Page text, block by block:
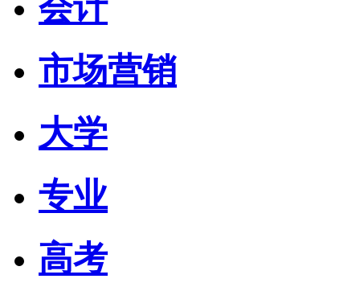
会计
市场营销
大学
专业
高考